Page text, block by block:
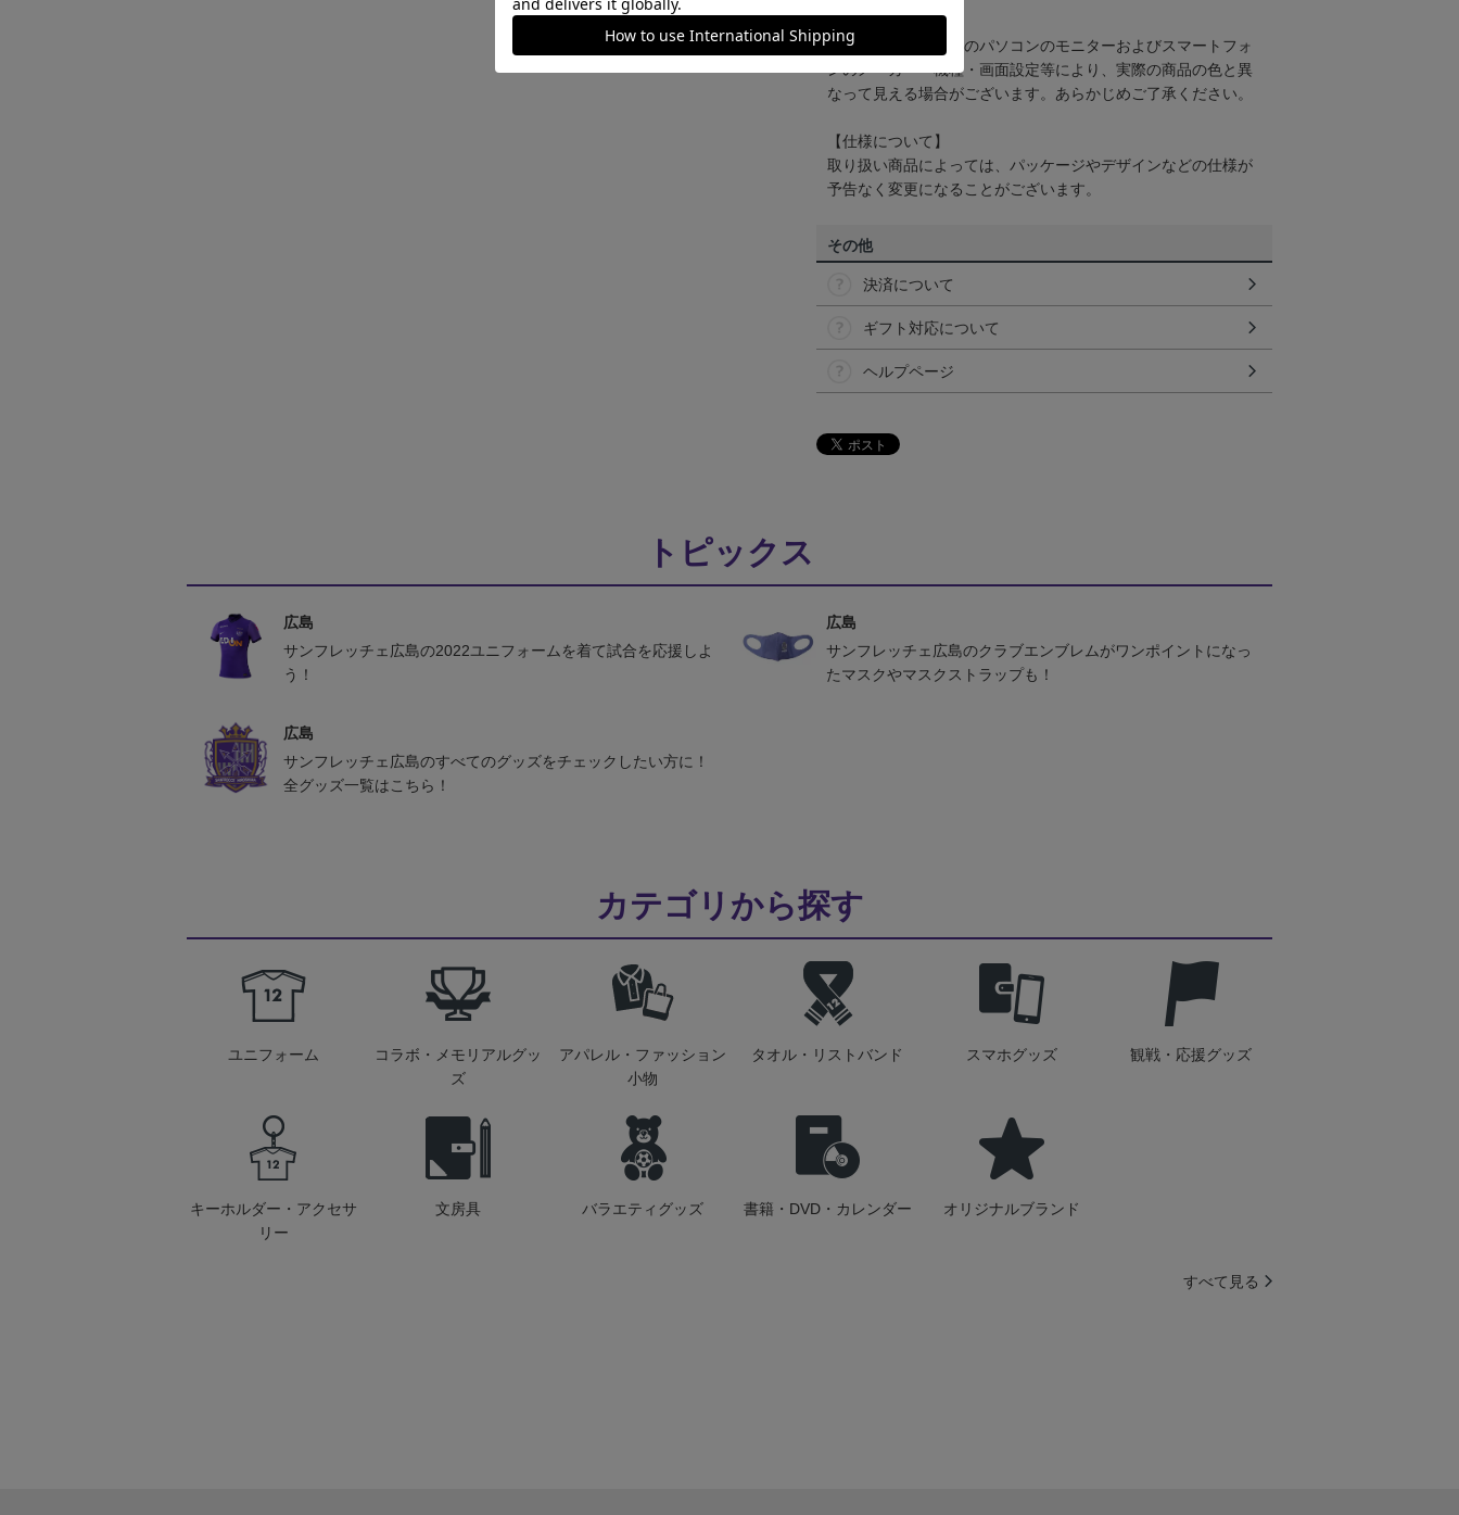
【カラーについて】
商品画像は、お使いのパソコンのモニターおよびスマートフォ
ンのメーカー・機種・画面設定等により、実際の商品の色と異
なって見える場合がございます。あらかじめご了承ください。
【仕様について】
取り扱い商品によっては、パッケージやデザインなどの仕様が
予告なく変更になることがございます。
その他
決済について
ギフト対応について
ヘルプページ
トピックス
広島
サンフレッチェ広島の2022ユニフォームを着て試合を応援しよ
う！
広島
サンフレッチェ広島のクラブエンブレムがワンポイントになっ
たマスクやマスクストラップも！
広島
サンフレッチェ広島のすべてのグッズをチェックしたい方に！
全グッズ一覧はこちら！
カテゴリから探す
ユニフォーム
コラボ・メモリアルグッ
ズ
アパレル・ファッション
小物
タオル・リストバンド スマホグッズ 観戦・応援グッズ
キーホルダー・アクセサ
リー
文房具 バラエティグッズ 書籍・DVD・カレンダー オリジナルブランド
すべて見る